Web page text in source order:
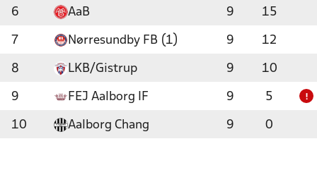
6 AaB 9 15
7 Nørresundby FB (1) 9 12
8 LKB/Gistrup 9 10
9 FEJ Aalborg IF 9 5 !
10 Aalborg Chang 9 0